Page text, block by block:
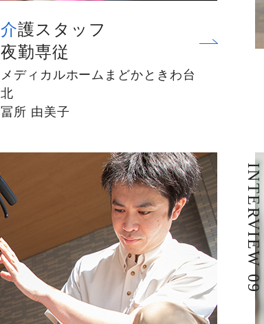
介護スタッフ
夜勤専従
メディカルホームまどかときわ台
北
冨所 由美子
INTERVIEW 09